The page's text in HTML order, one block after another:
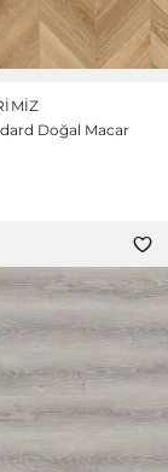
Doğal Macar